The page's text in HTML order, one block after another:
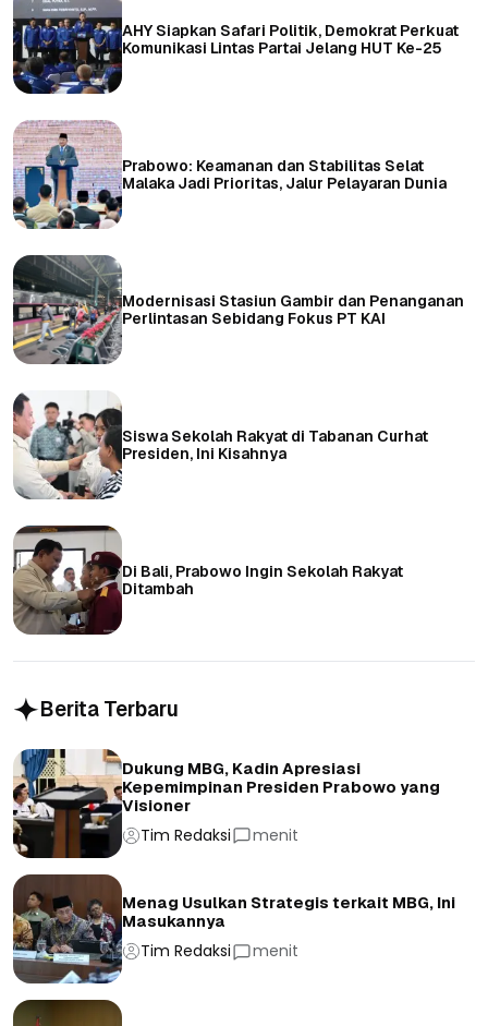
AHY Siapkan Safari Politik, Demokrat Perkuat
Komunikasi Lintas Partai Jelang HUT Ke-25
Prabowo: Keamanan dan Stabilitas Selat
Malaka Jadi Prioritas, Jalur Pelayaran Dunia
Modernisasi Stasiun Gambir dan Penanganan
Perlintasan Sebidang Fokus PT KAI
Siswa Sekolah Rakyat di Tabanan Curhat
Presiden, Ini Kisahnya
Di Bali, Prabowo Ingin Sekolah Rakyat
Ditambah
Berita Terbaru
Dukung MBG, Kadin Apresiasi
Kepemimpinan Presiden Prabowo yang
Visioner
Tim Redaksi menit
Menag Usulkan Strategis terkait MBG, Ini
Masukannya
Tim Redaksi menit